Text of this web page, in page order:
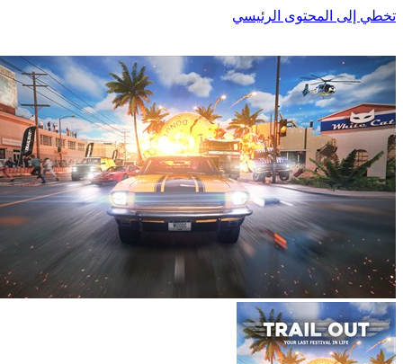
إلى المحتوى الرئيسي